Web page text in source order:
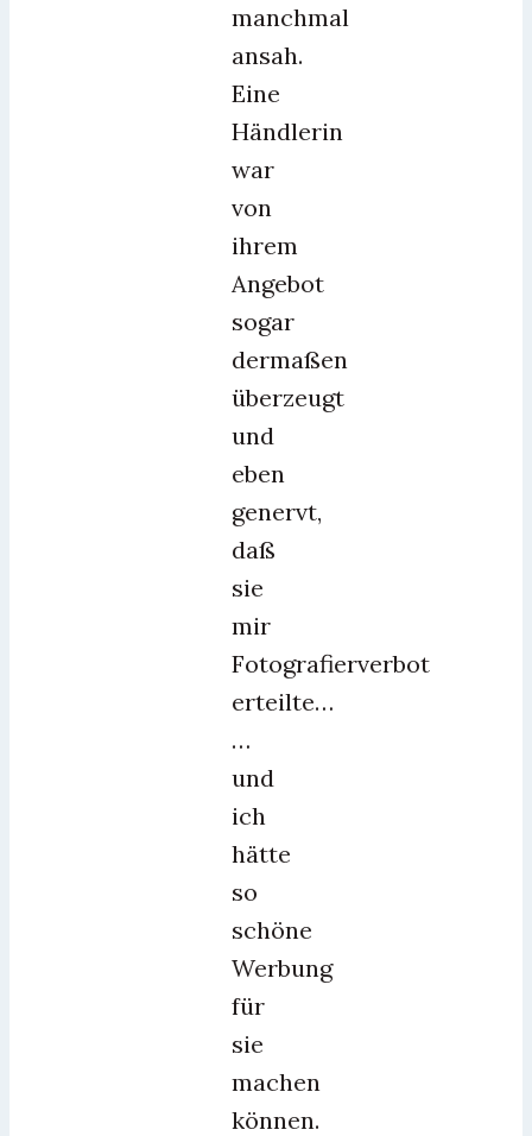
manchmal
ansah.
Eine
Händlerin
war
von
ihrem
Angebot
sogar
dermaßen
überzeugt
und
eben
genervt,
daß
sie
mir
Fotografierverbot
erteilte…
…
und
ich
hätte
so
schöne
Werbung
für
sie
machen
können.